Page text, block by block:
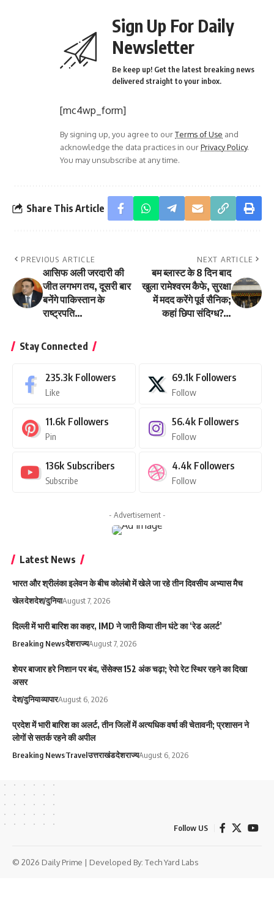
Sign Up For Daily
Newsletter
Be keep up! Get the latest breaking news
delivered straight to your inbox.
[mc4wp_form]
By signing up, you agree to ourTerms of Use and
acknowledge the data practices in ourPrivacy Policy.
You may unsubscribe at any time.
Share This Article
PREVIOUS ARTICLE
आसिफ अली जरदारी की
जीत लगभग तय, दूसरी बार
बनेंगे पाकिस्तान के
राष्ट्रपति…
NEXT ARTICLE
बम ब्लास्ट के 8 दिन बाद
खुला रामेश्‍वरम कैफे, सुरक्षा
में मदद करेंगे पूर्व सैनिक;
कहां छिपा संदिग्ध?…
Stay Connected
235.3k Followers
Like
69.1k Followers
Follow
11.6k Followers
Pin
56.4k Followers
Follow
136k Subscribers
Subscribe
4.4k Followers
Follow
- Advertisement -
Latest News
भारत और श्रीलंका इलेवन के बीच कोलंबो में खेले जा रहे तीन दिवसीय अभ्यास मैच
खेलदेशदेश/दुनियाAugust 7, 2026
दिल्ली में भारी बारिश का कहर, IMD ने जारी किया तीन घंटे का ‘रेड अलर्ट’
Breaking Newsदेशराज्यAugust 7, 2026
शेयर बाजार हरे निशान पर बंद, सेंसेक्स 152 अंक चढ़ा; रेपो रेट स्थिर रहने का दिखा
असर
देश/दुनियाव्यापारAugust 6, 2026
प्रदेश में भारी बारिश का अलर्ट, तीन जिलों में अत्यधिक वर्षा की चेतावनी; प्रशासन ने
लोगों से सतर्क रहने की अपील
Breaking NewsTravelउत्तराखंडदेशराज्यAugust 6, 2026
Follow US
© 2026 Daily Prime | Developed By: Tech Yard Labs